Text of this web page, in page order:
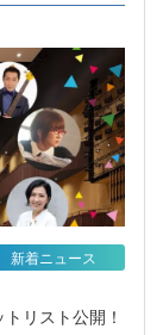
リスト公開！
新着ニュース